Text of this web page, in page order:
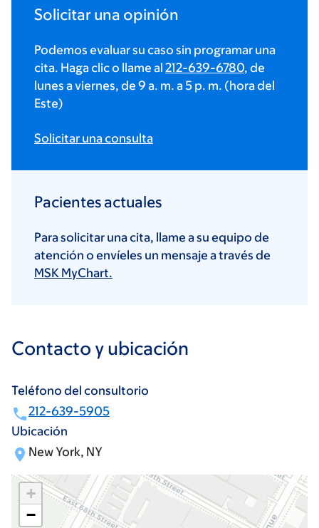
Solicitar una opinión
Podemos evaluar su caso sin programar una
cita. Haga clic o llame al 212-639-6780, de
lunes a viernes, de 9 a. m. a 5 p. m. (hora del
Este)
Solicitar una consulta
Pacientes actuales
Para solicitar una cita, llame a su equipo de
atención o envíeles un mensaje a través de
MSK MyChart.
Contacto y ubicación
Teléfono del consultorio
212-639-5905
Ubicación
New York, NY
+
−